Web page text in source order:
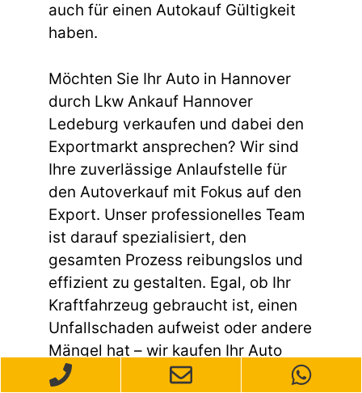
auch für einen Autokauf Gültigkeit
haben.
Möchten Sie Ihr Auto in Hannover
durch Lkw Ankauf Hannover
Ledeburg verkaufen und dabei den
Exportmarkt ansprechen? Wir sind
Ihre zuverlässige Anlaufstelle für
den Autoverkauf mit Fokus auf den
Export. Unser professionelles Team
ist darauf spezialisiert, den
gesamten Prozess reibungslos und
effizient zu gestalten. Egal, ob Ihr
Kraftfahrzeug gebraucht ist, einen
Unfallschaden aufweist oder andere
Mängel hat – wir kaufen Ihr Auto
unkompliziert und schnell an.